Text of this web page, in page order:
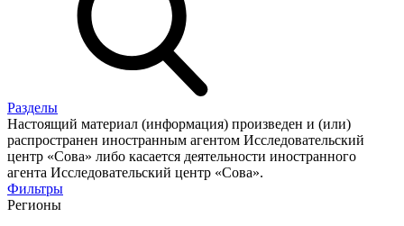
Разделы
Настоящий материал (информация) произведен и (или)
распространен иностранным агентом Исследовательский
центр «Сова» либо касается деятельности иностранного
агента Исследовательский центр «Сова».
Фильтры
Регионы